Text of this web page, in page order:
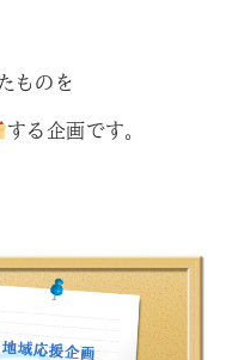
ものを
する企画です。